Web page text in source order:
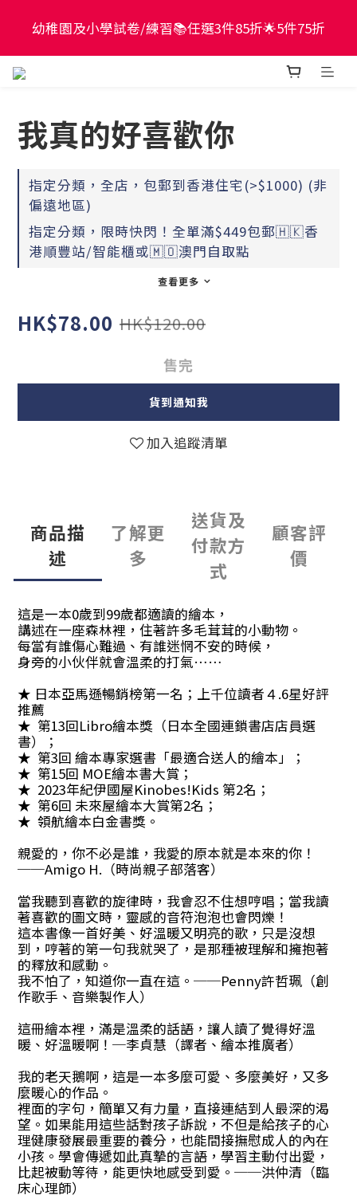
現貨童書正價全場65折！$449包郵香港智能櫃或澳門
自取點！最快2個工作天出貨
幼稚園及小學試卷/練習📚任選3件85折🌟5件75折
現貨童書正價全場65折！$449包郵香港智能櫃或澳門
我真的好喜歡你
指定分類，全店，包郵到香港住宅(>$1000) (非
偏遠地區)
指定分類，限時快閃！全單滿$449包郵🇭🇰香
港順豐站/智能櫃或🇲🇴澳門自取點
查看更多
HK$78.00 HK$120.00
售完
貨到通知我
加入追蹤清單
商品描
述
了解更
多
送貨及
付款方
式
顧客評
價
這是一本0歲到99歲都適讀的繪本，
講述在一座森林裡，住著許多毛茸茸的小動物。
每當有誰傷心難過、有誰迷惘不安的時候，
身旁的小伙伴就會溫柔的打氣……
★ 日本亞馬遜暢銷榜第一名；上千位讀者４.6星好評
推薦
★ 第13回Libro繪本獎（日本全國連鎖書店店員選
書）；
★ 第3回 繪本專家選書「最適合送人的繪本」；
★ 第15回 MOE繪本書大賞；
★ 2023年紀伊國屋Kinobes!Kids 第2名；
★ 第6回 未來屋繪本大賞第2名；
★ 領航繪本白金書獎。
親愛的，你不必是誰，我愛的原本就是本來的你！
──Amigo H.（時尚親子部落客）
當我聽到喜歡的旋律時，我會忍不住想哼唱；當我讀
著喜歡的圖文時，靈感的音符泡泡也會閃爍！
這本書像一首好美、好溫暖又明亮的歌，只是沒想
到，哼著的第一句我就哭了，是那種被理解和擁抱著
的釋放和感動。
我不怕了，知道你一直在這。──Penny許哲珮（創
作歌手、音樂製作人）
這冊繪本裡，滿是溫柔的話語，讓人讀了覺得好溫
暖、好溫暖啊！─李貞慧（譯者、繪本推廣者）
我的老天鵝啊，這是一本多麼可愛、多麼美好，又多
麼暖心的作品。
裡面的字句，簡單又有力量，直接連結到人最深的渴
望。如果能用這些話對孩子訴說，不但是給孩子的心
理健康發展最重要的養分，也能間接撫慰成人的內在
小孩。學會傳遞如此真摯的言語，學習主動付出愛，
比起被動等待，能更快地感受到愛。──洪仲清（臨
床心理師）